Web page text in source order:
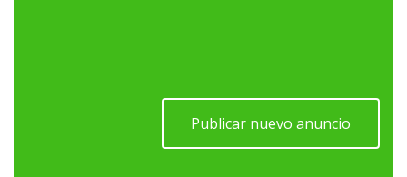
Publicar nuevo anuncio